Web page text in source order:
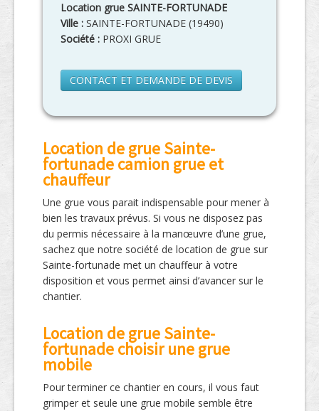
Location grue SAINTE-FORTUNADE
Ville : SAINTE-FORTUNADE (19490)
Société : PROXI GRUE
CONTACT ET DEMANDE DE DEVIS
Location de grue Sainte-
fortunade camion grue et
chauffeur
Une grue vous parait indispensable pour mener à
bien les travaux prévus. Si vous ne disposez pas
du permis nécessaire à la manœuvre d’une grue,
sachez que notre société de location de grue sur
Sainte-fortunade met un chauffeur à votre
disposition et vous permet ainsi d’avancer sur le
chantier.
Location de grue Sainte-
fortunade choisir une grue
mobile
Pour terminer ce chantier en cours, il vous faut
grimper et seule une grue mobile semble être